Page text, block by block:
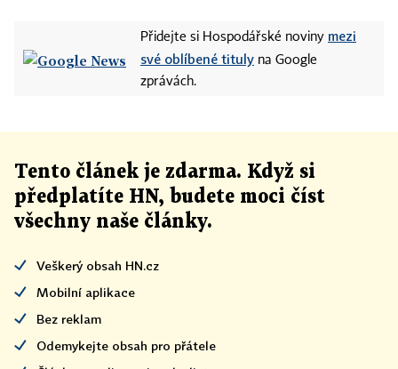
Přidejte si Hospodářské noviny mezi
své oblíbené tituly na Google
zprávách.
Tento článek je zdarma. Když si
předplatíte HN, budete moci číst
všechny naše články.
Veškerý obsah HN.cz
Mobilní aplikace
Bez reklam
Odemykejte obsah pro přátele